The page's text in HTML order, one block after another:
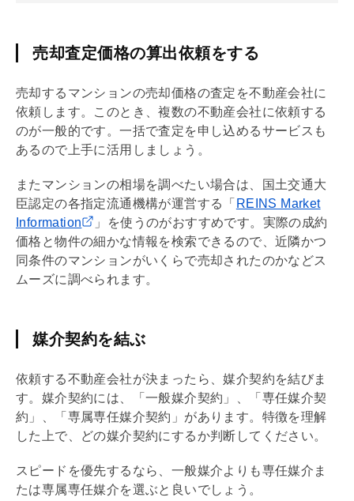
売却査定価格の算出依頼をする
売却するマンションの売却価格の査定を不動産会社に
依頼します。このとき、複数の不動産会社に依頼する
のが一般的です。一括で査定を申し込めるサービスも
あるので上手に活用しましょう。
またマンションの相場を調べたい場合は、国土交通大
臣認定の各指定流通機構が運営する「 REINS Market
Information
」を使うのがおすすめです。実際の成約
価格と物件の細かな情報を検索できるので、近隣かつ
同条件のマンションがいくらで売却されたのかなどス
ムーズに調べられます。
媒介契約を結ぶ
依頼する不動産会社が決まったら、媒介契約を結びま
す。 媒介契約には、「一般媒介契約 」、「 専任媒介契
約 」、「 専属専任媒介契約 」があります。特徴を理解
した上で、どの媒介契約にするか判断してください。
スピードを優先するなら、一般媒介よりも専任媒介ま
たは専属専任媒介を選ぶと良いでしょう。